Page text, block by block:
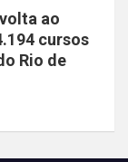
ao
cursos
Rio de